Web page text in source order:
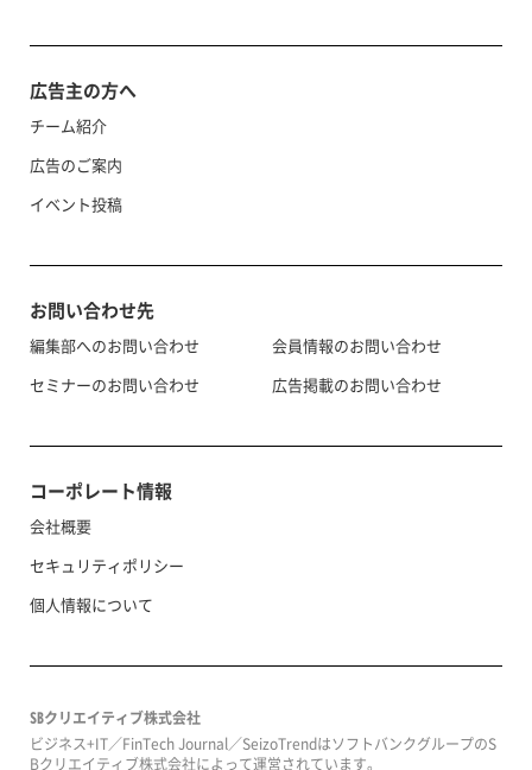
広告主の方へ
チーム紹介
広告のご案内
イベント投稿
お問い合わせ先
編集部へのお問い合わせ
セミナーのお問い合わせ
会員情報のお問い合わせ
広告掲載のお問い合わせ
コーポレート情報
会社概要
セキュリティポリシー
個人情報について
SBクリエイティブ株式会社
ビジネス+IT／FinTech Journal／SeizoTrendはソフトバンクグループのS
Bクリエイティブ株式会社によって運営されています。